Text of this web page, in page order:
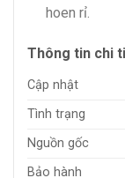
hoen rỉ.
Thông tin chi
Cập nhật
Tình trạng
Nguồn gốc
Bảo hành